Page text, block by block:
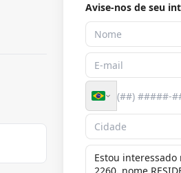
Avise-nos de seu